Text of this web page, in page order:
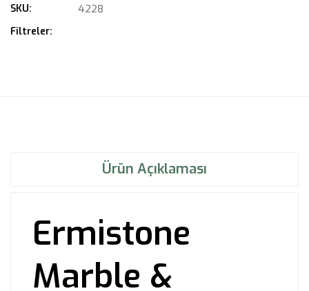
SKU: 4228
Filtreler:
Ürün Açıklaması
Ermistone
Marble &